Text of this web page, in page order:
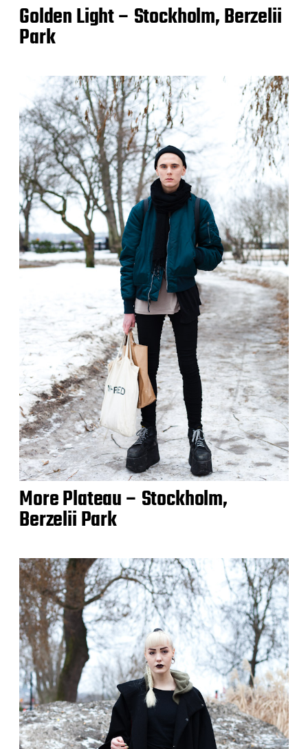
Golden Light – Stockholm, Berzelii
Park
More Plateau – Stockholm,
Berzelii Park